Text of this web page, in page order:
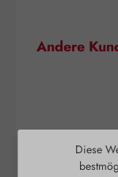
Produktgalerie
Andere
Diese